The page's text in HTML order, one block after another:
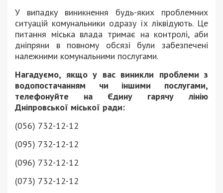
У випадку виникнення будь-яких проблемних
ситуацій комунальники одразу їх ліквідують. Це
питання міська влада тримає на контролі, аби
дніпряни в повному обсязі були забезпечені
належними комунальними послугами.
Нагадуємо, якщо у вас виникли проблеми з
водопостачанням чи іншими послугами,
телефонуйте на Єдину гарячу лінію
Дніпровської міської ради:
(056) 732-12-12
(095) 732-12-12
(096) 732-12-12
(073) 732-12-12